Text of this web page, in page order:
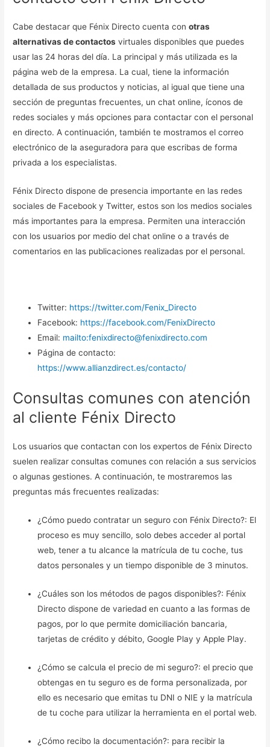
Cabe destacar que Fénix Directo cuenta conotras
alternativas de contactos virtuales disponibles que puedes
usar las 24 horas del día. La principal y más utilizada es la
página web de la empresa. La cual, tiene la información
detallada de sus productos y noticias, al igual que tiene una
sección de preguntas frecuentes, un chat online, íconos de
redes sociales y más opciones para contactar con el personal
en directo. A continuación, también te mostramos el correo
electrónico de la aseguradora para que escribas de forma
privada a los especialistas.
Fénix Directo dispone de presencia importante en las redes
sociales de Facebook y Twitter, estos son los medios sociales
más importantes para la empresa. Permiten una interacción
con los usuarios por medio del chat online o a través de
comentarios en las publicaciones realizadas por el personal.
Twitter: https://twitter.com/Fenix_Directo
Facebook: https://facebook.com/FenixDirecto
Email: mailto:fenixdirecto@fenixdirecto.com
Página de contacto:
https://www.allianzdirect.es/contacto/
Consultas comunes con atención
al cliente Fénix Directo
Los usuarios que contactan con los expertos de Fénix Directo
suelen realizar consultas comunes con relación a sus servicios
o algunas gestiones. A continuación, te mostraremos las
preguntas más frecuentes realizadas:
¿Cómo puedo contratar un seguro con Fénix Directo?: El
proceso es muy sencillo, solo debes acceder al portal
web, tener a tu alcance la matrícula de tu coche, tus
datos personales y un tiempo disponible de 3 minutos.
¿Cuáles son los métodos de pagos disponibles?: Fénix
Directo dispone de variedad en cuanto a las formas de
pagos, por lo que permite domiciliación bancaria,
tarjetas de crédito y débito, Google Play y Apple Play.
¿Cómo se calcula el precio de mi seguro?: el precio que
obtengas en tu seguro es de forma personalizada, por
ello es necesario que emitas tu DNI o NIE y la matrícula
de tu coche para utilizar la herramienta en el portal web.
¿Cómo recibo la documentación?: para recibir la